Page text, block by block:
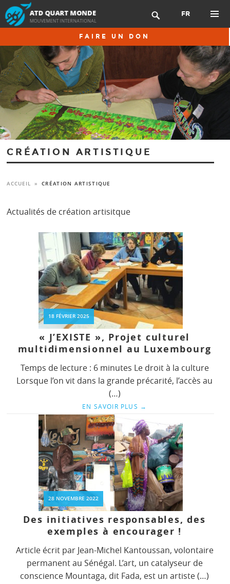
Aller
au
contenu
 FR
FAIRE UN DON
CRÉATION ARTISTIQUE
ACCUEIL » CRÉATION ARTISTIQUE
Actualités de création artisitque
18 FÉVRIER 2025
« J’EXISTE », Projet culturel
multidimensionnel au Luxembourg
Temps de lecture : 6 minutes Le droit à la culture
Lorsque l’on vit dans la grande précarité, l’accès au
(…)
EN SAVOIR PLUS →
28 NOVEMBRE 2022
Des initiatives responsables, des
exemples à encourager !
Article écrit par Jean-Michel Kantoussan, volontaire
permanent au Sénégal. L’art, un catalyseur de
conscience Mountaga, dit Fada, est un artiste (…)